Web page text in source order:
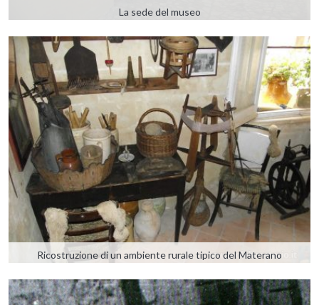
La sede del museo
Ricostruzione di un ambiente rurale tipico del Materano